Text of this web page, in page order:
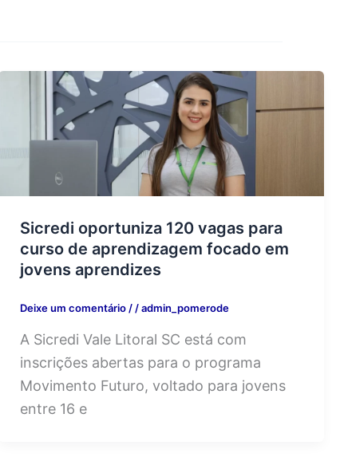
Sicredi oportuniza 120 vagas para
curso de aprendizagem focado em
jovens aprendizes
Deixe um comentário//admin_pomerode
A Sicredi Vale Litoral SC está com
inscrições abertas para o programa
Movimento Futuro, voltado para jovens
entre 16 e